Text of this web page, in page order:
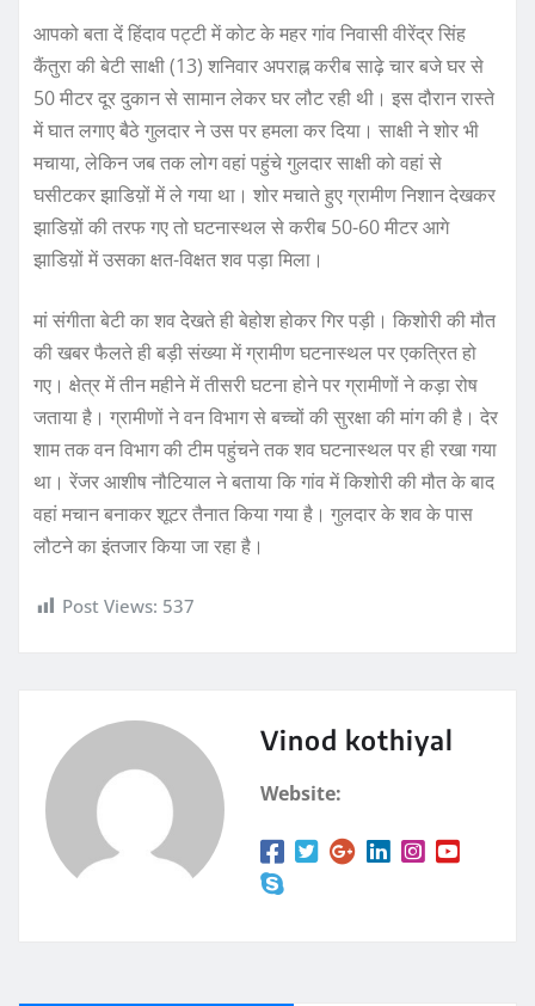
आपको बता दें हिंदाव पट्टी में कोट के महर गांव निवासी वीरेंद्र सिंह
कैंतुरा की बेटी साक्षी (13) शनिवार अपराह्न करीब साढ़े चार बजे घर से
50 मीटर दूर दुकान से सामान लेकर घर लौट रही थी। इस दौरान रास्ते
में घात लगाए बैठे गुलदार ने उस पर हमला कर दिया। साक्षी ने शोर भी
मचाया, लेकिन जब तक लोग वहां पहुंचे गुलदार साक्षी को वहां से
घसीटकर झाडिय़ों में ले गया था। शोर मचाते हुए ग्रामीण निशान देखकर
झाडिय़ों की तरफ गए तो घटनास्थल से करीब 50-60 मीटर आगे
झाडिय़ों में उसका क्षत-विक्षत शव पड़ा मिला।
मां संगीता बेटी का शव देेखते ही बेहोश होकर गिर पड़ी। किशोरी की मौत
की खबर फैलते ही बड़ी संख्या में ग्रामीण घटनास्थल पर एकत्रित हो
गए। क्षेत्र में तीन महीने में तीसरी घटना होने पर ग्रामीणों ने कड़ा रोष
जताया है। ग्रामीणों ने वन विभाग से बच्चों की सुरक्षा की मांग की है। देर
शाम तक वन विभाग की टीम पहुंचने तक शव घटनास्थल पर ही रखा गया
था। रेंजर आशीष नौटियाल ने बताया कि गांव में किशोरी की मौत के बाद
वहां मचान बनाकर शूटर तैनात किया गया है। गुलदार के शव के पास
लौटने का इंतजार किया जा रहा है।
Post Views: 537
Vinod kothiyal
Website: